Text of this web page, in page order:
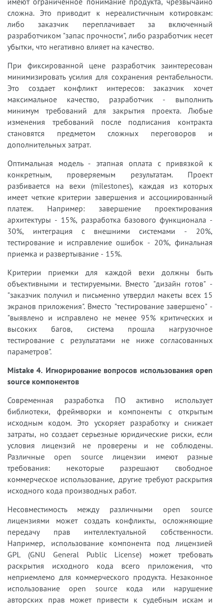
сложна. Это приводит к нереалистичным котировкам:
либо заказчик переплачивает за включенный
разработчиком "запас прочности", либо разработчик несет
убытки, что негативно влияет на качество.
При фиксированной цене разработчик заинтересован
минимизировать усилия для сохранения рентабельности.
Это создает конфликт интересов: заказчик хочет
максимальное качество, разработчик - выполнить
минимум требований для закрытия проекта. Любые
изменения требований после подписания контракта
становятся предметом сложных переговоров и
дополнительных затрат.
Оптимальная модель - этапная оплата с привязкой к
конкретным, проверяемым результатам. Проект
разбивается на вехи (milestones), каждая из которых
имеет четкие критерии завершения и ассоциированный
платеж. Например: завершение проектирования
архитектуры - 15%, разработка базового функционала -
30%, интеграция с внешними системами - 20%,
тестирование и исправление ошибок - 20%, финальная
приемка и развертывание - 15%.
Критерии приемки для каждой вехи должны быть
объективными и тестируемыми. Вместо "дизайн готов" -
"заказчик получил и письменно утвердил макеты всех 15
экранов приложения". Вместо "тестирование завершено" -
"выявлено и исправлено не менее 95% критических и
высоких багов, система прошла нагрузочное
тестирование с результатами не ниже согласованных
параметров".
Mistake 4. Игнорирование вопросов использования open
source компонентов
Современная разработка ПО активно использует
библиотеки, фреймворки и компоненты с открытым
исходным кодом. Это ускоряет разработку и снижает
затраты, но создает серьезные юридические риски, если
условия лицензий не проверены и не соблюдены.
Различные open source лицензии имеют разные
требования: некоторые разрешают свободное
коммерческое использование, другие требуют раскрытия
исходного кода производных работ.
Несовместимость между различными open source
лицензиями может создать конфликты, осложняющие
передачу прав интеллектуальной собственности.
Например, использование компонента под лицензией
GPL (GNU General Public License) может требовать
раскрытия исходного кода всего приложения, что
неприемлемо для коммерческого продукта. Незаконное
использование open source кода или нарушение
авторских прав может привести к судебным искам и